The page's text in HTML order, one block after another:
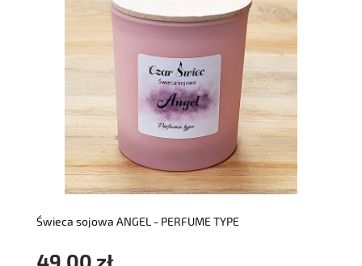
Świeca sojowa ANGEL - PERFUME TYPE
do koszyka